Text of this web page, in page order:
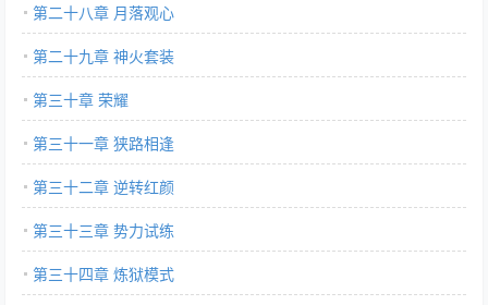
第二十八章 月落观心
第二十九章 神火套装
第三十章 荣耀
第三十一章 狭路相逢
第三十二章 逆转红颜
第三十三章 势力试练
第三十四章 炼狱模式